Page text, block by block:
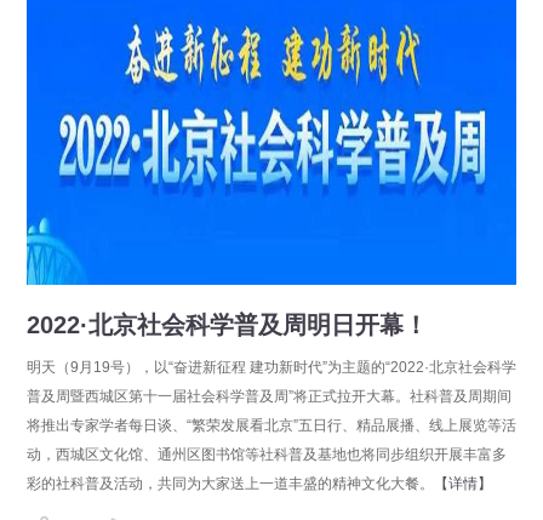
2022·北京社会科学普及周明日开幕！
明天（9月19号），以“奋进新征程 建功新时代”为主题的“2022·北京社会科学
普及周暨西城区第十一届社会科学普及周”将正式拉开大幕。社科普及周期间
将推出专家学者每日谈、“繁荣发展看北京”五日行、精品展播、线上展览等活
动，西城区文化馆、通州区图书馆等社科普及基地也将同步组织开展丰富多
彩的社科普及活动，共同为大家送上一道丰盛的精神文化大餐。
【详情】